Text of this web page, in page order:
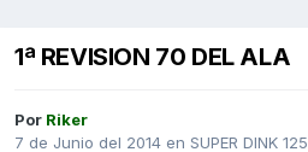
1ª REVISION 70 DEL ALA
Por Riker
7 de Junio del 2014 en SUPER DINK 125